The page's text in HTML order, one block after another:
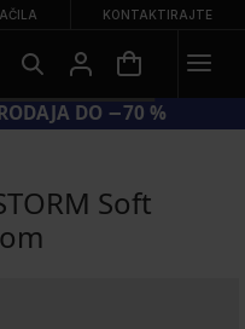
KONTAKTIRAJTE
DO −70 %
Soft